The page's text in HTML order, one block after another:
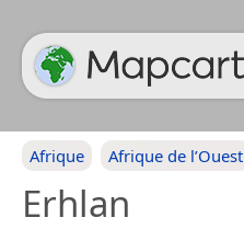
Afrique Afrique de l’Ouest
Erhlan